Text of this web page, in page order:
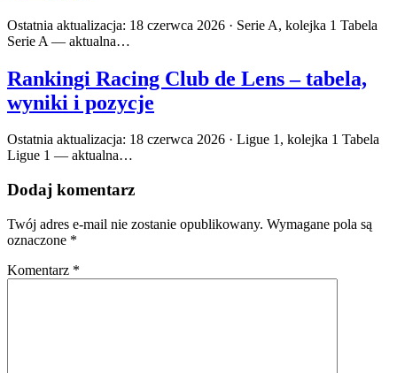
Ostatnia aktualizacja: 18 czerwca 2026 · Serie A, kolejka 1 Tabela
Serie A — aktualna…
Rankingi Racing Club de Lens – tabela,
wyniki i pozycje
Ostatnia aktualizacja: 18 czerwca 2026 · Ligue 1, kolejka 1 Tabela
Ligue 1 — aktualna…
Dodaj komentarz
Twój adres e-mail nie zostanie opublikowany. Wymagane pola są
oznaczone *
Komentarz *